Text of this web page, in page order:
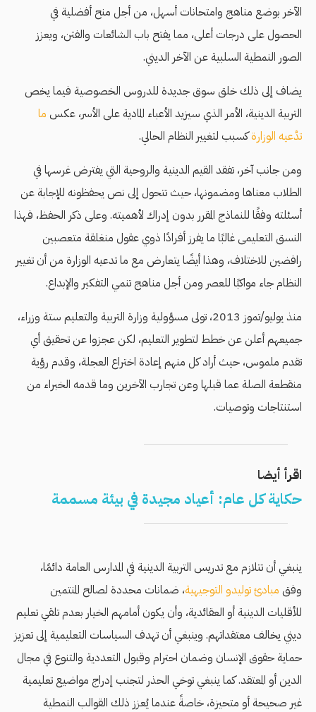
الآخر بوضع مناهج وامتحانات أسهل، من أجل منح أفضلية في
الحصول على درجات أعلى، مما يفتح باب الشائعات والفتن، ويعزز
الصور النمطية السلبية عن الآخر الديني.
يضاف إلى ذلك خلق سوق جديدة للدروس الخصوصية فيما يخص
التربية الدينية، الأمر الذي سيزيد الأعباء المادية على الأسر، عكس ما
تدَّعيه الوزارةكسبب لتغيير النظام الحالي.
ومن جانب آخر، تفقد القيم الدينية والروحية التي يفترض غرسها في
الطلاب معناها ومضمونها، حيث تتحول إلى نص يحفظونه للإجابة عن
أسئلته وفقًا للنماذج المقرر بدون إدراك لأهميته. وعلى ذكر الحفظ، فهذا
النسق التعليمى غالبًا ما يفرز أفرادًا ذوي عقول منغلقة متعصبين
رافضين للاختلاف، وهذا أيضًا يتعارض مع ما تدعيه الوزارة من أن تغيير
النظام جاء مواكبًا للعصر ومن أجل مناهج تنمي التفكير والإبداع.
منذ يوليو/تموز 2013، تولى مسؤولية وزارة التربية والتعليم ستة وزراء،
جميعهم أعلن عن خطط لتطوير التعليم، لكن عجزوا عن تحقيق أي
تقدم ملموس، حيث أراد كل منهم إعادة اختراع العجلة، وقدم رؤية
منقطعة الصلة عما قبلها وعن تجارب الآخرين وما قدمه الخبراء من
استنتاجات وتوصيات.
اقرأ أيضا
حكاية كل عام: أعياد مجيدة في بيئة مسممة
ينبغي أن تتلازم مع تدريس التربية الدينية في المدارس العامة دائمًا،
وفق مبادئ توليدو التوجيهية، ضمانات محددة لصالح المنتمين
للأقليات الدينية أو العقائدية، وأن يكون أمامهم الخيار بعدم تلقي تعليم
ديني يخالف معتقداتهم. وينبغي أن تهدف السياسات التعليمية إلى تعزيز
حماية حقوق الإنسان وضمان احترام وقبول التعددية والتنوع في مجال
الدين أو المعتقد. كما ينبغي توخي الحذر لتجنب إدراج مواضيع تعليمية
غير صحيحة أو متحيزة، خاصةً عندما يُعزز ذلك القوالب النمطية